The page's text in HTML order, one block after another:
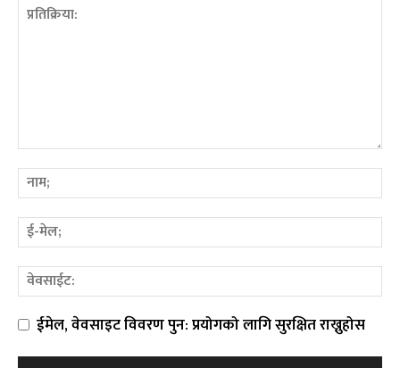
ईमेल, वेवसाइट विवरण पुन: प्रयोगको लागि सुरक्षित राख्नुहोस